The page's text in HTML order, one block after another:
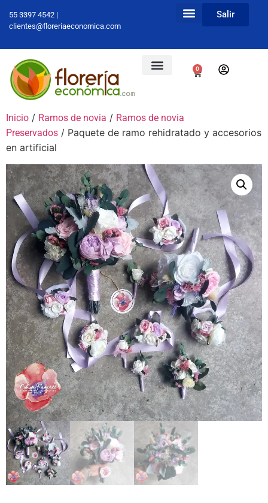
55 3397 4542 |
clientes@floreriaeconomica.com
Salir
0
Inicio / Ramos de novia / Ramos de novia
Preservados / Paquete de ramo rehidratado y accesorios
en artificial